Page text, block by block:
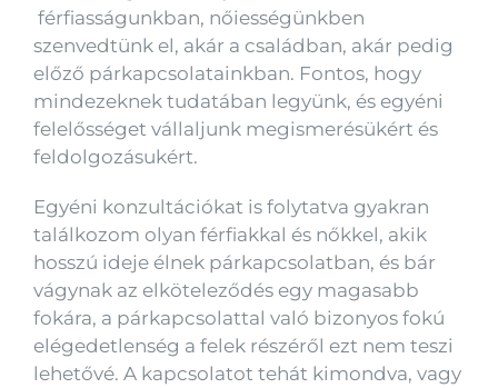
férfiasságunkban, nőiességünkben
szenvedtünk el, akár a családban, akár pedig
előző párkapcsolatainkban. Fontos, hogy
mindezeknek tudatában legyünk, és egyéni
felelősséget vállaljunk megismerésükért és
feldolgozásukért.
Egyéni konzultációkat is folytatva gyakran
találkozom olyan férfiakkal és nőkkel, akik
hosszú ideje élnek párkapcsolatban, és bár
vágynak az elköteleződés egy magasabb
fokára, a párkapcsolattal való bizonyos fokú
elégedetlenség a felek részéről ezt nem teszi
lehetővé. A kapcsolatot tehát kimondva, vagy